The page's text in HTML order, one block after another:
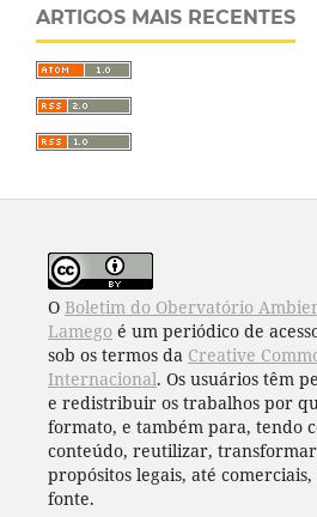
ARTIGOS MAIS RECENTES
O Boletim do Obervatório
Lamego é um periódico de
sob os termos da Creative
Internacional. Os usuários têm
e redistribuir os trabalhos por
formato, e também para, tendo
conteúdo, reutilizar,
propósitos legais, até
fonte.